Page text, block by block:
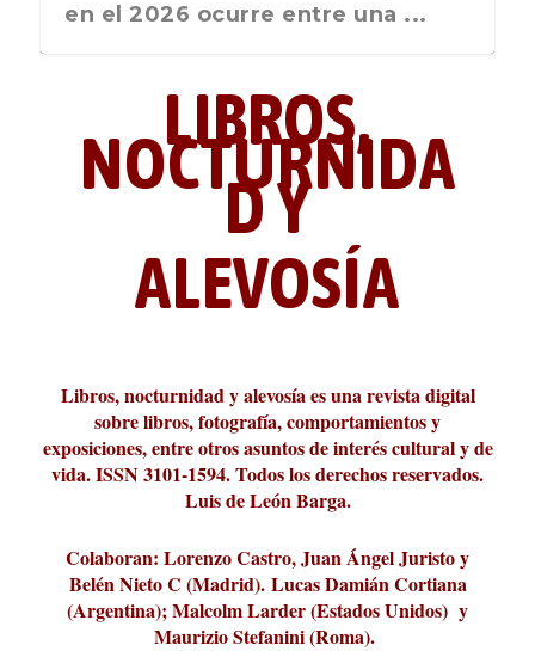
nos recuerda que nos vamos ...
en el 2026 ocurre entre una ...
Liber 2026 al Fomento de la Le...
Revista Cultural Turia, númer...
10.000 pasos al día? Lo que d...
paisajística del mar de Sicil...
París
metafísicos de la novela ne...
LIBROS,
NOCTURNIDA
D Y
ALEVOSÍA
Libros, nocturnidad y alevosía es una revista digital
sobre libros, fotografía, comportamientos y
exposiciones, entre otros asuntos de interés cultural y de
vida. ISSN 3101-1594. Todos los derechos reservados.
Luis de León Barga.
Colaboran: Lorenzo Castro, Juan Ángel Juristo y
Belén Nieto C (Madrid). Lucas Damián Cortiana
(Argentina); Malcolm Larder (Estados Unidos) y
Maurizio Stefanini (Roma).